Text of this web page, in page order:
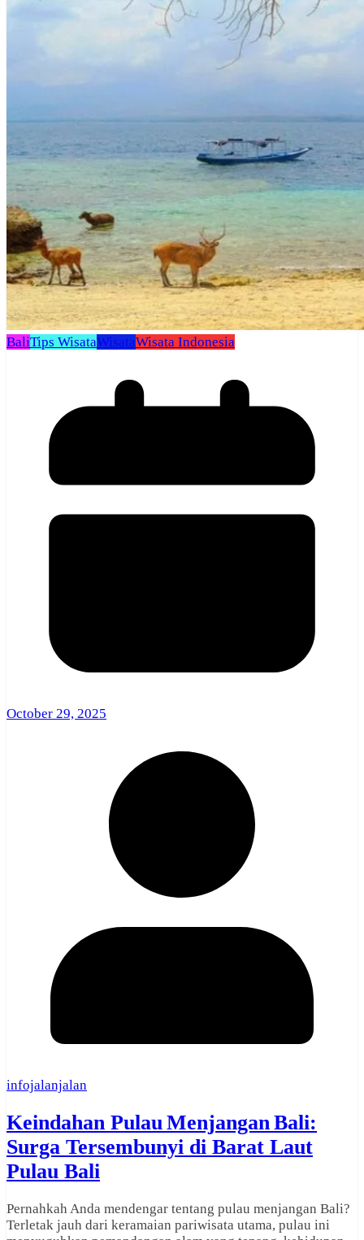
BaliTips WisataWisataWisata Indonesia
October 29, 2025
infojalanjalan
Keindahan Pulau Menjangan Bali:
Surga Tersembunyi di Barat Laut
Pulau Bali
Pernahkah Anda mendengar tentang pulau menjangan Bali?
Terletak jauh dari keramaian pariwisata utama, pulau ini